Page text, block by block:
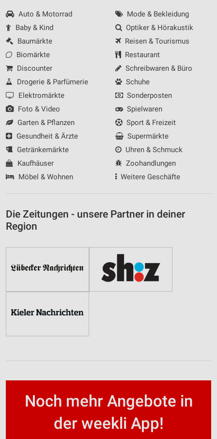
Auto & Motorrad
Baby & Kind
Baumärkte
Biomärkte
Discounter
Drogerie & Parfümerie
Elektromärkte
Foto & Video
Garten & Pflanzen
Gesundheit & Ärzte
Getränkemärkte
Kaufhäuser
Möbel & Wohnen
Mode & Bekleidung
Optiker & Hörakustik
Reisen & Tourismus
Restaurant
Schreibwaren & Büro
Schuhe
Sonderposten
Spielwaren
Sport & Freizeit
Supermärkte
Uhren & Schmuck
Zoohandlungen
Weitere Geschäfte
Die Zeitungen - unsere Partner in deiner
Region
Noch mehr Angebote in
der weekli App!